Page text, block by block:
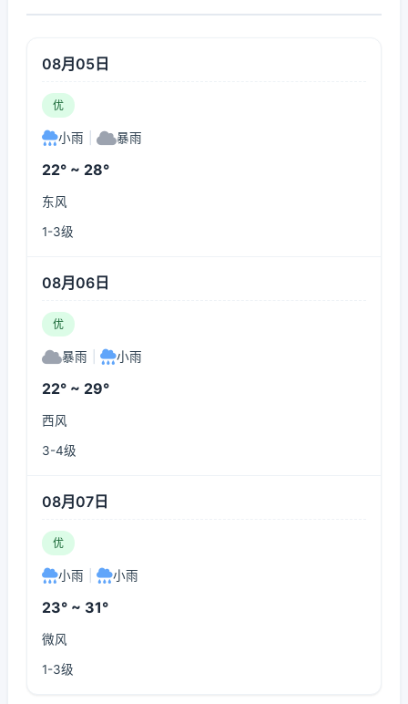
08月05日
优
小雨 暴雨
22° ~ 28°
东风
1-3级
08月06日
优
暴雨 小雨
22° ~ 29°
西风
3-4级
08月07日
优
小雨 小雨
23° ~ 31°
微风
1-3级